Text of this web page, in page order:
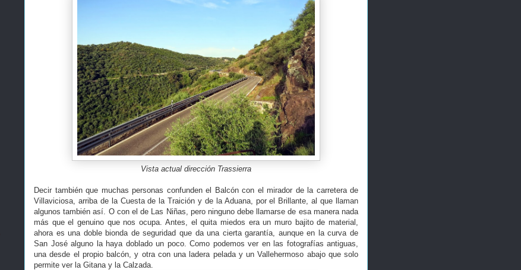
Vista actual dirección Trassierra
Decir también que muchas personas confunden el Balcón con el mirador de la carretera de
Villaviciosa, arriba de la Cuesta de la Traición y de la Aduana, por el Brillante, al que llaman
algunos también así. O con el de Las Niñas, pero ninguno debe llamarse de esa manera nada
más que el genuino que nos ocupa. Antes, el quita miedos era un muro bajito de material,
ahora es una doble bionda de seguridad que da una cierta garantía, aunque en la curva de
San José alguno la haya doblado un poco. Como podemos ver en las fotografías antiguas,
una desde el propio balcón, y otra con una ladera pelada y un Vallehermoso abajo que solo
permite ver la Gitana y la Calzada.